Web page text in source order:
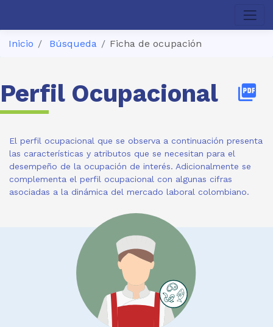
Inicio Búsqueda Ficha de ocupación
Perfil Ocupacional picture_as_pdf
El perfil ocupacional que se observa a continuación presenta
las características y atributos que se necesitan para el
desempeño de la ocupación de interés. Adicionalmente se
complementa el perfil ocupacional con algunas cifras
asociadas a la dinámica del mercado laboral colombiano.